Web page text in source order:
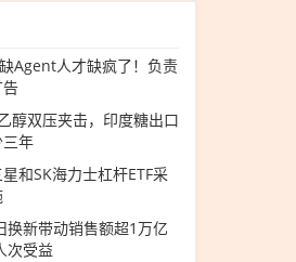
Agent人才缺疯了！负责
醇双压夹击，印度糖出口
年
和SK海力士杠杆ETF采
换新带动销售额超1万亿
次受益